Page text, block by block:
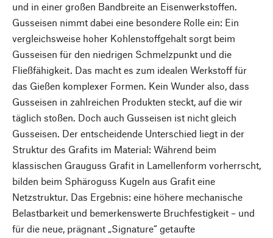
und in einer großen Bandbreite an Eisenwerkstoffen.
Gusseisen nimmt dabei eine besondere Rolle ein: Ein
vergleichsweise hoher Kohlenstoffgehalt sorgt beim
Gusseisen für den niedrigen Schmelzpunkt und die
Fließfähigkeit. Das macht es zum idealen Werkstoff für
das Gießen komplexer Formen. Kein Wunder also, dass
Gusseisen in zahlreichen Produkten steckt, auf die wir
täglich stoßen. Doch auch Gusseisen ist nicht gleich
Gusseisen. Der entscheidende Unterschied liegt in der
Struktur des Grafits im Material: Während beim
klassischen Grauguss Grafit in Lamellenform vorherrscht,
bilden beim Sphäroguss Kugeln aus Grafit eine
Netzstruktur. Das Ergebnis: eine höhere mechanische
Belastbarkeit und bemerkenswerte Bruchfestigkeit – und
für die neue, prägnant „Signature“ getaufte